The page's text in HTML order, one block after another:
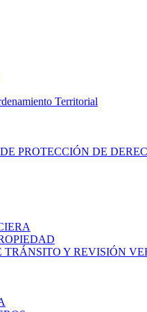
Territorial
PROTECCIÓN DE
TRÁNSITO Y REVISIÓN